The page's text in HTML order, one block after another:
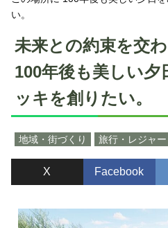
い。
未来との約束を交
100年後も美しい夕
ッキを創りたい。
地域・街づくり 旅行・レジャー
X Facebook